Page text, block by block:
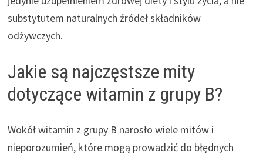
substytutem naturalnych źródeł składników
odżywczych.
Jakie są najczęstsze mity
dotyczące witamin z grupy B?
Wokół witamin z grupy B narosło wiele mitów i
nieporozumień, które mogą prowadzić do błędnych